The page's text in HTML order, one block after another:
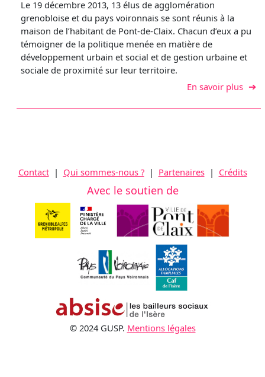
Le 19 décembre 2013, 13 élus de agglomération
grenobloise et du pays voironnais se sont réunis à la
maison de l’habitant de Pont-de-Claix. Chacun d’eux a pu
témoigner de la politique menée en matière de
développement urbain et social et de gestion urbaine et
sociale de proximité sur leur territoire.
En savoir plussur
Contact| Qui sommes-nous ?| Partenaires| Crédits
Avec le soutien de
© 2024 GUSP. Mentions légales